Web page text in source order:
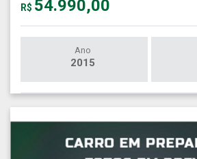
R$ 54.990,00
Ano
2015